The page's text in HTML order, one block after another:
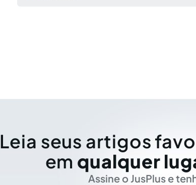
Leia seus artigos
em qualquer
Assine o JusPlus e